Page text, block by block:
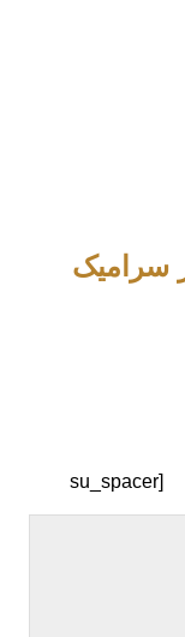
سرامیک
[su_spacer